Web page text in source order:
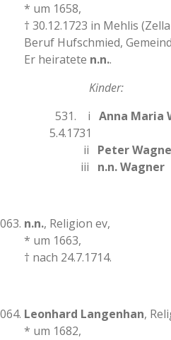
* um 1658,
† 30.12.1723 in Mehlis
Beruf Hufschmied,
Er heiratete n.n..
Kinder:
531. i Anna Maria
5.4.1731
ii Peter
iii n.n. Wagner
n.n., Religion ev,
* um 1663,
† nach 24.7.1714.
Leonhard Langenhan,
* um 1682,